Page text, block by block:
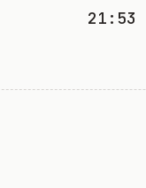
21:53